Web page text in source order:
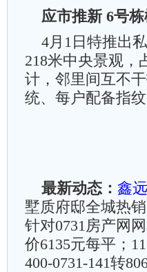
应市推新 6号
4月1日特推出
218米中央景观，
计，邻里间互不
统、每户配备指纹
最新动态： 鑫
墅质府邸全城热
针对0731房产网
价6135元每平；
400-0731-141转